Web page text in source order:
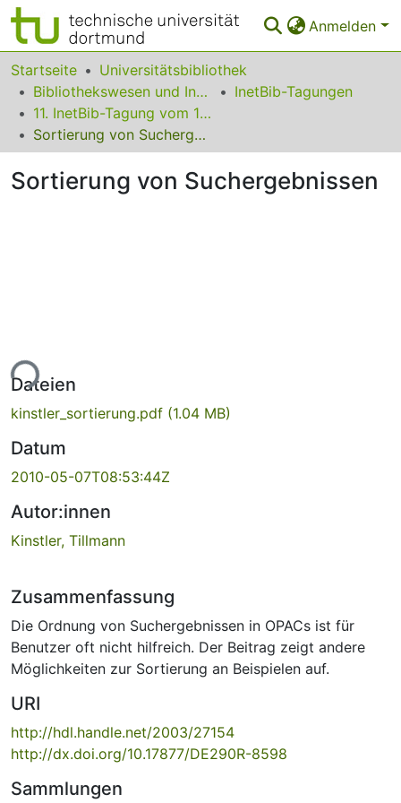
Anmelden
Bereiche & Sammlungen
Das gesamte Repositorium
Statistiken
FAQ
Startseite
Universitätsbibliothek
Bibliothekswesen und Information
InetBib-Tagungen
11. InetBib-Tagung vom 14. bis 16. April 2010 in Rämistrasse 101, Zürich
Sortierung von Suchergebnissen
Sortierung von Suchergebnissen
Dateien
kinstler_sortierung.pdf (1.04 MB)
Datum
2010-05-07T08:53:44Z
Autor:innen
Kinstler, Tillmann
Zusammenfassung
Die Ordnung von Suchergebnissen in OPACs ist für
Benutzer oft nicht hilfreich. Der Beitrag zeigt andere
Möglichkeiten zur Sortierung an Beispielen auf.
URI
http://hdl.handle.net/2003/27154
http://dx.doi.org/10.17877/DE290R-8598
Sammlungen